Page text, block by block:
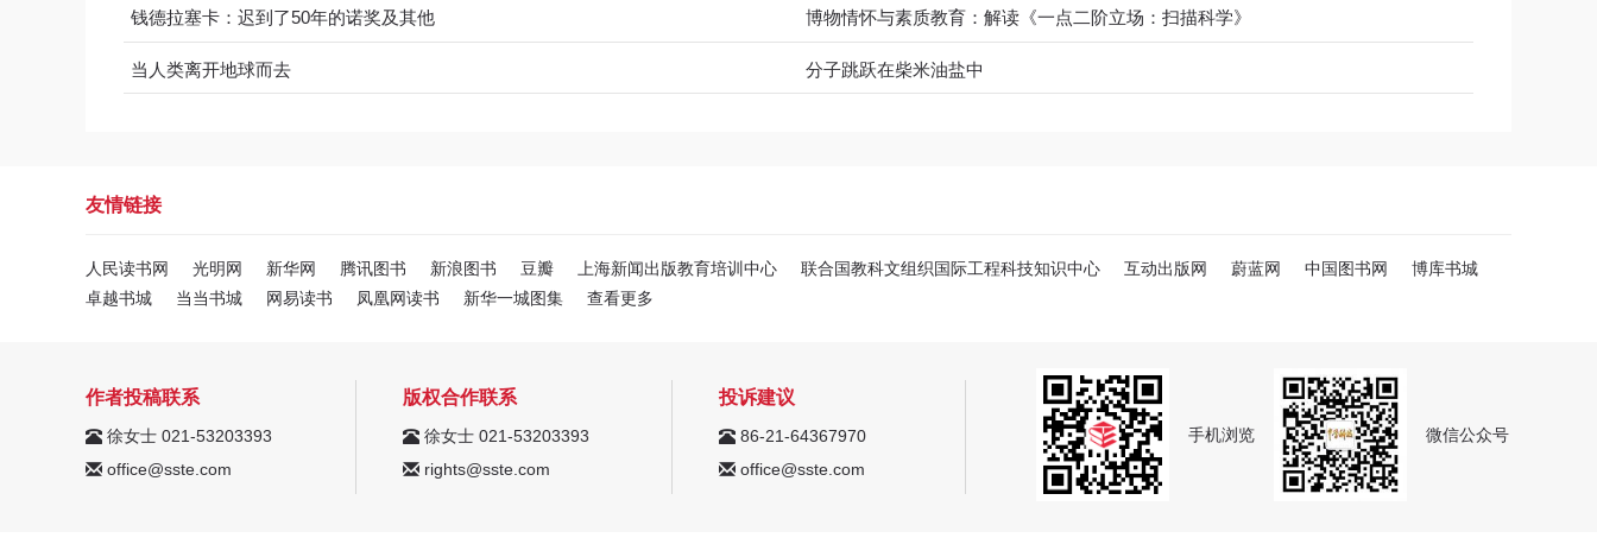
钱德拉塞卡：迟到了50年的诺奖及其他 博物情怀与素质教育：解读《一点二阶立场：扫描科学》
当人类离开地球而去 分子跳跃在柴米油盐中
友情链接
人民读书网 光明网 新华网 腾讯图书 新浪图书 豆瓣 上海新闻出版教育培训中心 联合国教科文组织国际工程科技知识中心 互动出版网 蔚蓝网 中国图书网
博库书城
卓越书城
当当书城 网易读书 凤凰网读书 新华一城图集 查看更多
作者投稿联系
徐女士 021-53203393
office@sste.com
版权合作联系
徐女士 021-53203393
rights@sste.com
投诉建议
86-21-64367970
office@sste.com
手机浏览 微信公众号